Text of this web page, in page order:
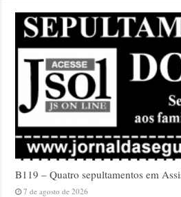
B119 – Quatro sepultamentos em
7 de agosto de 2026